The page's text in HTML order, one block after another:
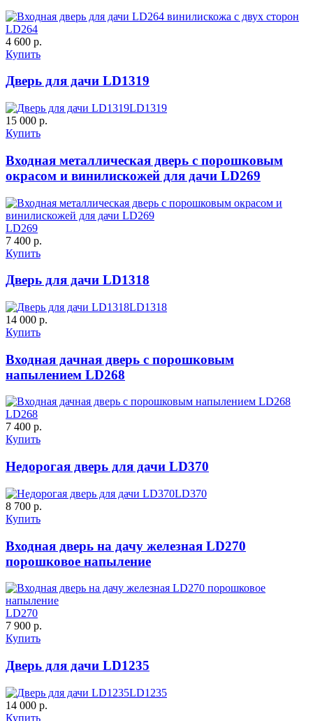
LD264
4 600 р.
Купить
Дверь для дачи LD1319
LD1319
15 000 р.
Купить
Входная металлическая дверь с порошковым
окрасом и винилискожей для дачи LD269
LD269
7 400 р.
Купить
Дверь для дачи LD1318
LD1318
14 000 р.
Купить
Входная дачная дверь с порошковым
напылением LD268
LD268
7 400 р.
Купить
Недорогая дверь для дачи LD370
LD370
8 700 р.
Купить
Входная дверь на дачу железная LD270
порошковое напыление
LD270
7 900 р.
Купить
Дверь для дачи LD1235
LD1235
14 000 р.
Купить